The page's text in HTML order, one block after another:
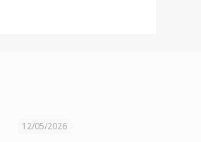
12/05/2026